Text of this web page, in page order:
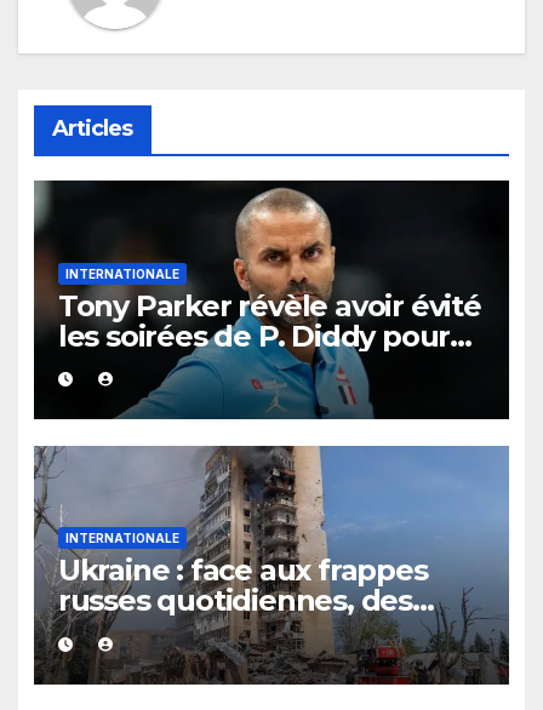
Articles
INTERNATIONALE
Tony Parker révèle avoir évité
les soirées de P. Diddy pour
protéger Eva Longoria
INTERNATIONALE
Ukraine : face aux frappes
russes quotidiennes, des
évacuations ordonnées à
Kramatorsk